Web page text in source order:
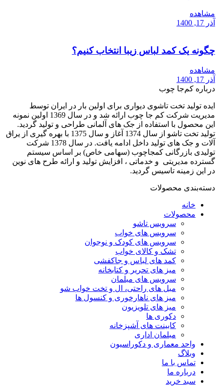
مشاهده
آذر 17, 1400
چگونه یک کمد لباس زیبا انتخاب کنیم؟
مشاهده
آذر 17, 1400
درباره کم‌جا چوب
ایده تولید تخت تاشوی دیواری برای اولین بار در ایران توسط
مدیریت شرکت کم جا چوب ارائه شد و در سال 1369 اولین نمونه
این محصول با استفاده از جک های آلمانی طراحی و تولید گردید.
تولید تخت تاشو از سال 1374 آغاز و سال 1375 با بهره گیری از یراق
آلات و جک های تولید داخل ادامه یافت. در سال 1378 شرکت
تولیدی بازرگانی کمجاچوب (سهامی خاص) بر اساس سیستم
گسترده مدیریتی و خدماتی ، افزایش تولید و ارائه طرح های نوین
در این زمینه تاسیس گردید.
دسته‌بندی محصولات
خانه
محصولات
سرویس تاشو
سرویس های خواب
سرویس های کودک و نوجوان
تشک و کالای خواب
کمد های لباس و جاکفشی
میز های تحریر و کتابخانه
سرویس های مبلمان
مبل های راحتی، ال و تخت خواب شو
میز های ناهارخوری و کنسول ها
میز های تلویزیون
دکوری ها
کابینت های آشپزخانه
مبلمان اداری
واحد معماری و دکوراسیون
وبلاگ
تماس با ما
درباره ما
سبد خرید